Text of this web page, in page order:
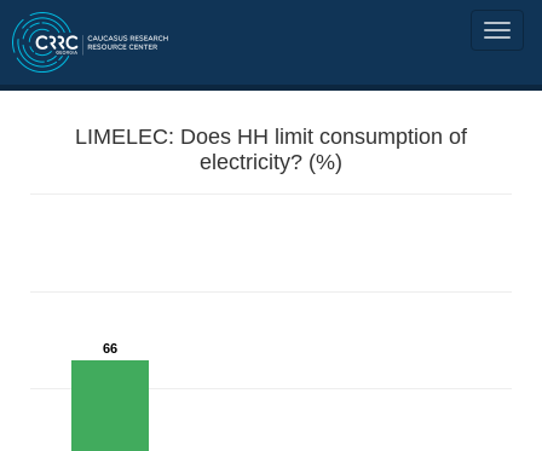
LIMELEC: Does HH limit consumption of
electricity? (%)
66